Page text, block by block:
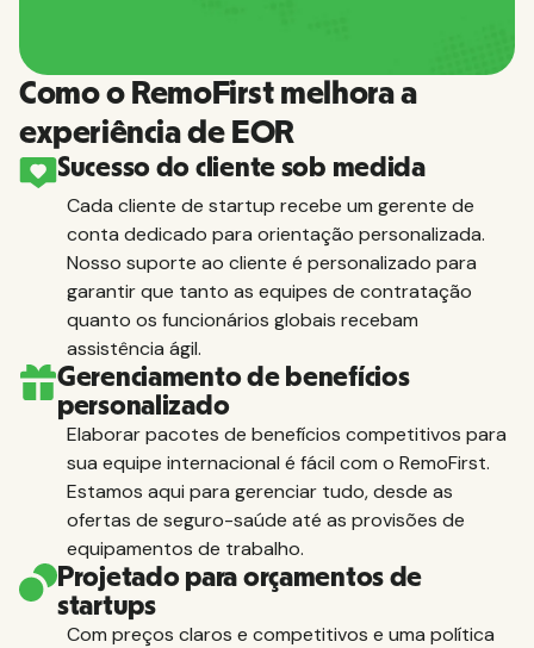
Como o RemoFirst melhora a
experiência de EOR
Sucesso do cliente sob medida
Cada cliente de startup recebe um gerente de
conta dedicado para orientação personalizada.
Nosso suporte ao cliente é personalizado para
garantir que tanto as equipes de contratação
quanto os funcionários globais recebam
assistência ágil.
Gerenciamento de benefícios
personalizado
Elaborar pacotes de benefícios competitivos para
sua equipe internacional é fácil com o RemoFirst.
Estamos aqui para gerenciar tudo, desde as
ofertas de seguro-saúde até as provisões de
equipamentos de trabalho.
Projetado para orçamentos de
startups
Com preços claros e competitivos e uma política